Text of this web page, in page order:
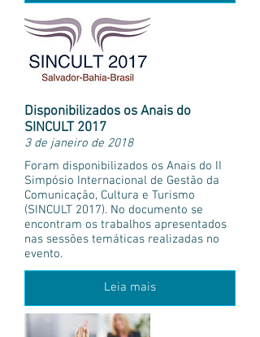
Disponibilizados os Anais do
SINCULT 2017
3 de janeiro de 2018
Foram disponibilizados os Anais do II
Simpósio Internacional de Gestão da
Comunicação, Cultura e Turismo
(SINCULT 2017). No documento se
encontram os trabalhos apresentados
nas sessões temáticas realizadas no
evento.
Leia mais